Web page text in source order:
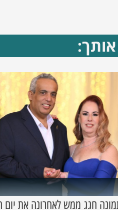
אותך:
חגג ממש לאחרונה את יום